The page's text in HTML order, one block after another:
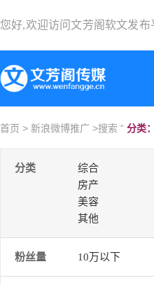
您好,欢迎访问 文芳阁软文发布
首页 > 新浪微博推广 >搜索 “ 分类
分类 综合
房产
美容
其他
粉丝量 10万以下